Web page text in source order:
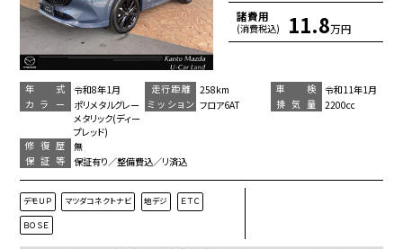
諸費用
(消費税込) 11.8万円
年 式 令和8年1月 走行距離 258km 車 検
令和11年1月
カラー
ポリメタルグレー
メタリック(ディー
プレッド)
ミッション フロア6AT 排気量 2200cc
修復歴
無
保証等
保証有り／整備費込／リ済込
デモＵＰ マツダコネクトナビ 地デジ ＥＴＣ
ＢＯＳＥ